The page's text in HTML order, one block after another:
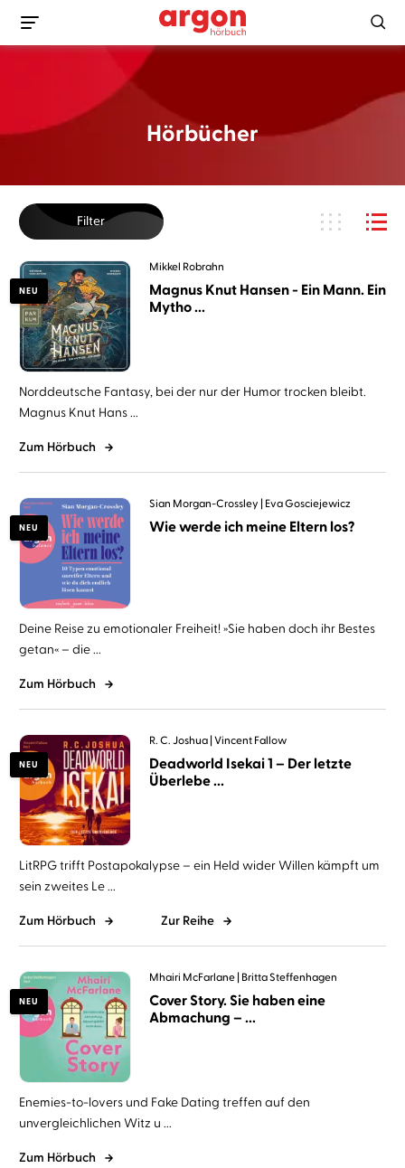
Hörbücher
Filter
NEU
Mikkel Robrahn
Magnus Knut Hansen - Ein Mann. Ein
Mytho ...
Norddeutsche Fantasy, bei der nur der Humor trocken bleibt.
Magnus Knut Hans ...
Zum Hörbuch
NEU
Sian Morgan-Crossley Eva Gosciejewicz
Wie werde ich meine Eltern los?
Deine Reise zu emotionaler Freiheit! »Sie haben doch ihr Bestes
getan« – die ...
Zum Hörbuch
NEU
R. C. Joshua Vincent Fallow
Deadworld Isekai 1 – Der letzte
Überlebe ...
LitRPG trifft Postapokalypse – ein Held wider Willen kämpft um
sein zweites Le ...
Zum Hörbuch Zur Reihe
NEU
Mhairi McFarlane Britta Steffenhagen
Cover Story. Sie haben eine
Abmachung – ...
Enemies-to-lovers und Fake Dating treffen auf den
unvergleichlichen Witz u ...
Zum Hörbuch